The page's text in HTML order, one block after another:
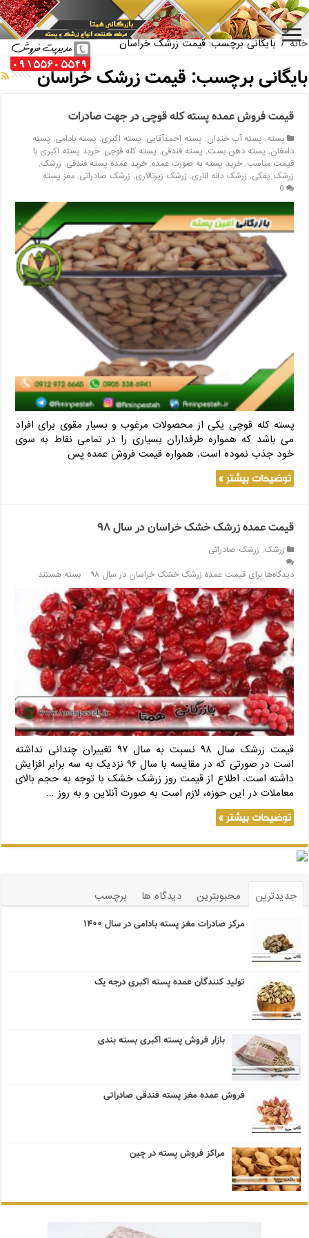
بازار فروش پسته اکبری بسته بندی
خانه / بایگانی برچسب: قیمت زرشک خراسان
بایگانی برچسب: قیمت زرشک خراسان
قیمت فروش عمده پسته کله قوچی در جهت صادرات
پسته, پسته آب خندان, پسته احمدآقایی, پسته اکبری, پسته بادامی, پسته
دامغان, پسته دهن بست, پسته فندقی, پسته کله قوچی,خرید پسته اکبری با
قیمت مناسب,خرید پسته به صورت عمده,خرید عمده پسته فندقی, زرشک,
زرشک پفکی, زرشک دانه اناری, زرشک زیرتالاری, زرشک صادراتی,مغز پسته
0
پسته کله قوچی یکی از محصولات مرغوب و بسیار مقوی برای افراد
می باشد که همواره طرفداران بسیاری را در تمامی نقاط به سوی
خود جذب نموده است. همواره قیمت فروش عمده پس
توضیحات بیشتر »
قیمت عمده زرشک خشک خراسان در سال ۹۸
زرشک, زرشک صادراتی
دیدگاه‌هابرای قیمت عمده زرشک خشک خراسان در سال ۹۸ بسته هستند
قیمت زرشک سال ۹۸ نسبت به سال ۹۷ تغییران چندانی نداشته
است در صورتی که در مقایسه با سال ۹۶ نزدیک به سه برابر افزایش
داشته است. اطلاع از قیمت روز زرشک خشک با توجه به حجم بالای
معاملات در این حوزه، لازم است به صورت آنلاین و به روز …
توضیحات بیشتر »
جدیدترین محبوبترین دیدگاه ها برچسب
مرکز صادرات مغز پسته بادامی در سال ۱۴۰۰
تولید کنندگان عمده پسته اکبری درجه یک
بازار فروش پسته اکبری بسته بندی
فروش عمده مغز پسته فندقی صادراتی
مراکز فروش پسته در چین